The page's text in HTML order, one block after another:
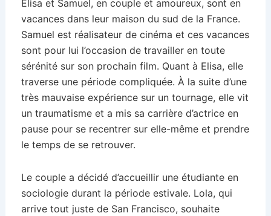
Elisa et Samuel, en couple et amoureux, sont en
vacances dans leur maison du sud de la France.
Samuel est réalisateur de cinéma et ces vacances
sont pour lui l’occasion de travailler en toute
sérénité sur son prochain film. Quant à Elisa, elle
traverse une période compliquée. À la suite d’une
très mauvaise expérience sur un tournage, elle vit
un traumatisme et a mis sa carrière d’actrice en
pause pour se recentrer sur elle-même et prendre
le temps de se retrouver.
Le couple a décidé d’accueillir une étudiante en
sociologie durant la période estivale. Lola, qui
arrive tout juste de San Francisco, souhaite